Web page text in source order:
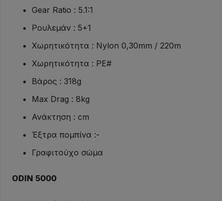
Gear Ratio : 5.1:1
Ρουλεμάν : 5+1
Χωρητικότητα : Nylon 0,30mm / 220m
Χωρητικότητα : PE#
Βάρος : 318g
Max Drag : 8kg
Ανάκτηση : cm
Έξτρα πομπίνα :-
Γραφιτούχο σώμα
ODIN 5000